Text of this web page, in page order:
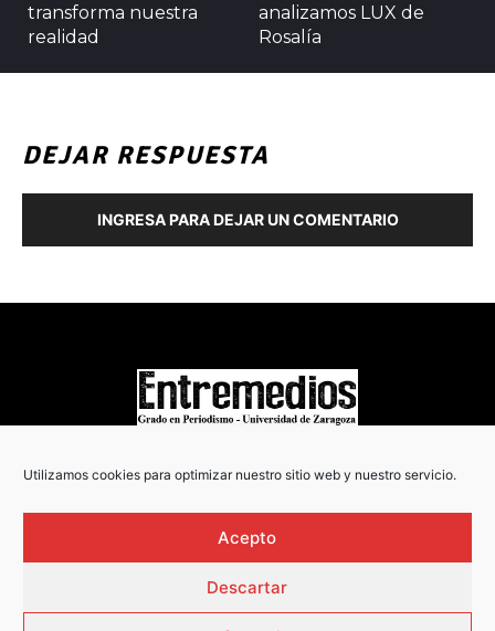
Utilizamos cookies para optimizar nuestro sitio web y nuestro servicio.
Acepto
Descartar
transforma nuestra
realidad
analizamos LUX de
Rosalía
DEJAR RESPUESTA
INGRESA PARA DEJAR UN COMENTARIO